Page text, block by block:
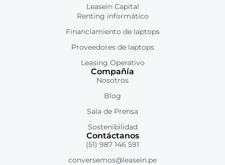
Leasein Capital
Renting informático
Financiamiento de laptops
Proveedores de laptops
Leasing Operativo
Compañía
Nosotros
Blog
Sala de Prensa
Sostenibilidad
Contáctanos
(51) 987 146 591
conversemos@leasein.pe